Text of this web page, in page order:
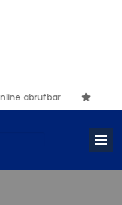
abrufbar